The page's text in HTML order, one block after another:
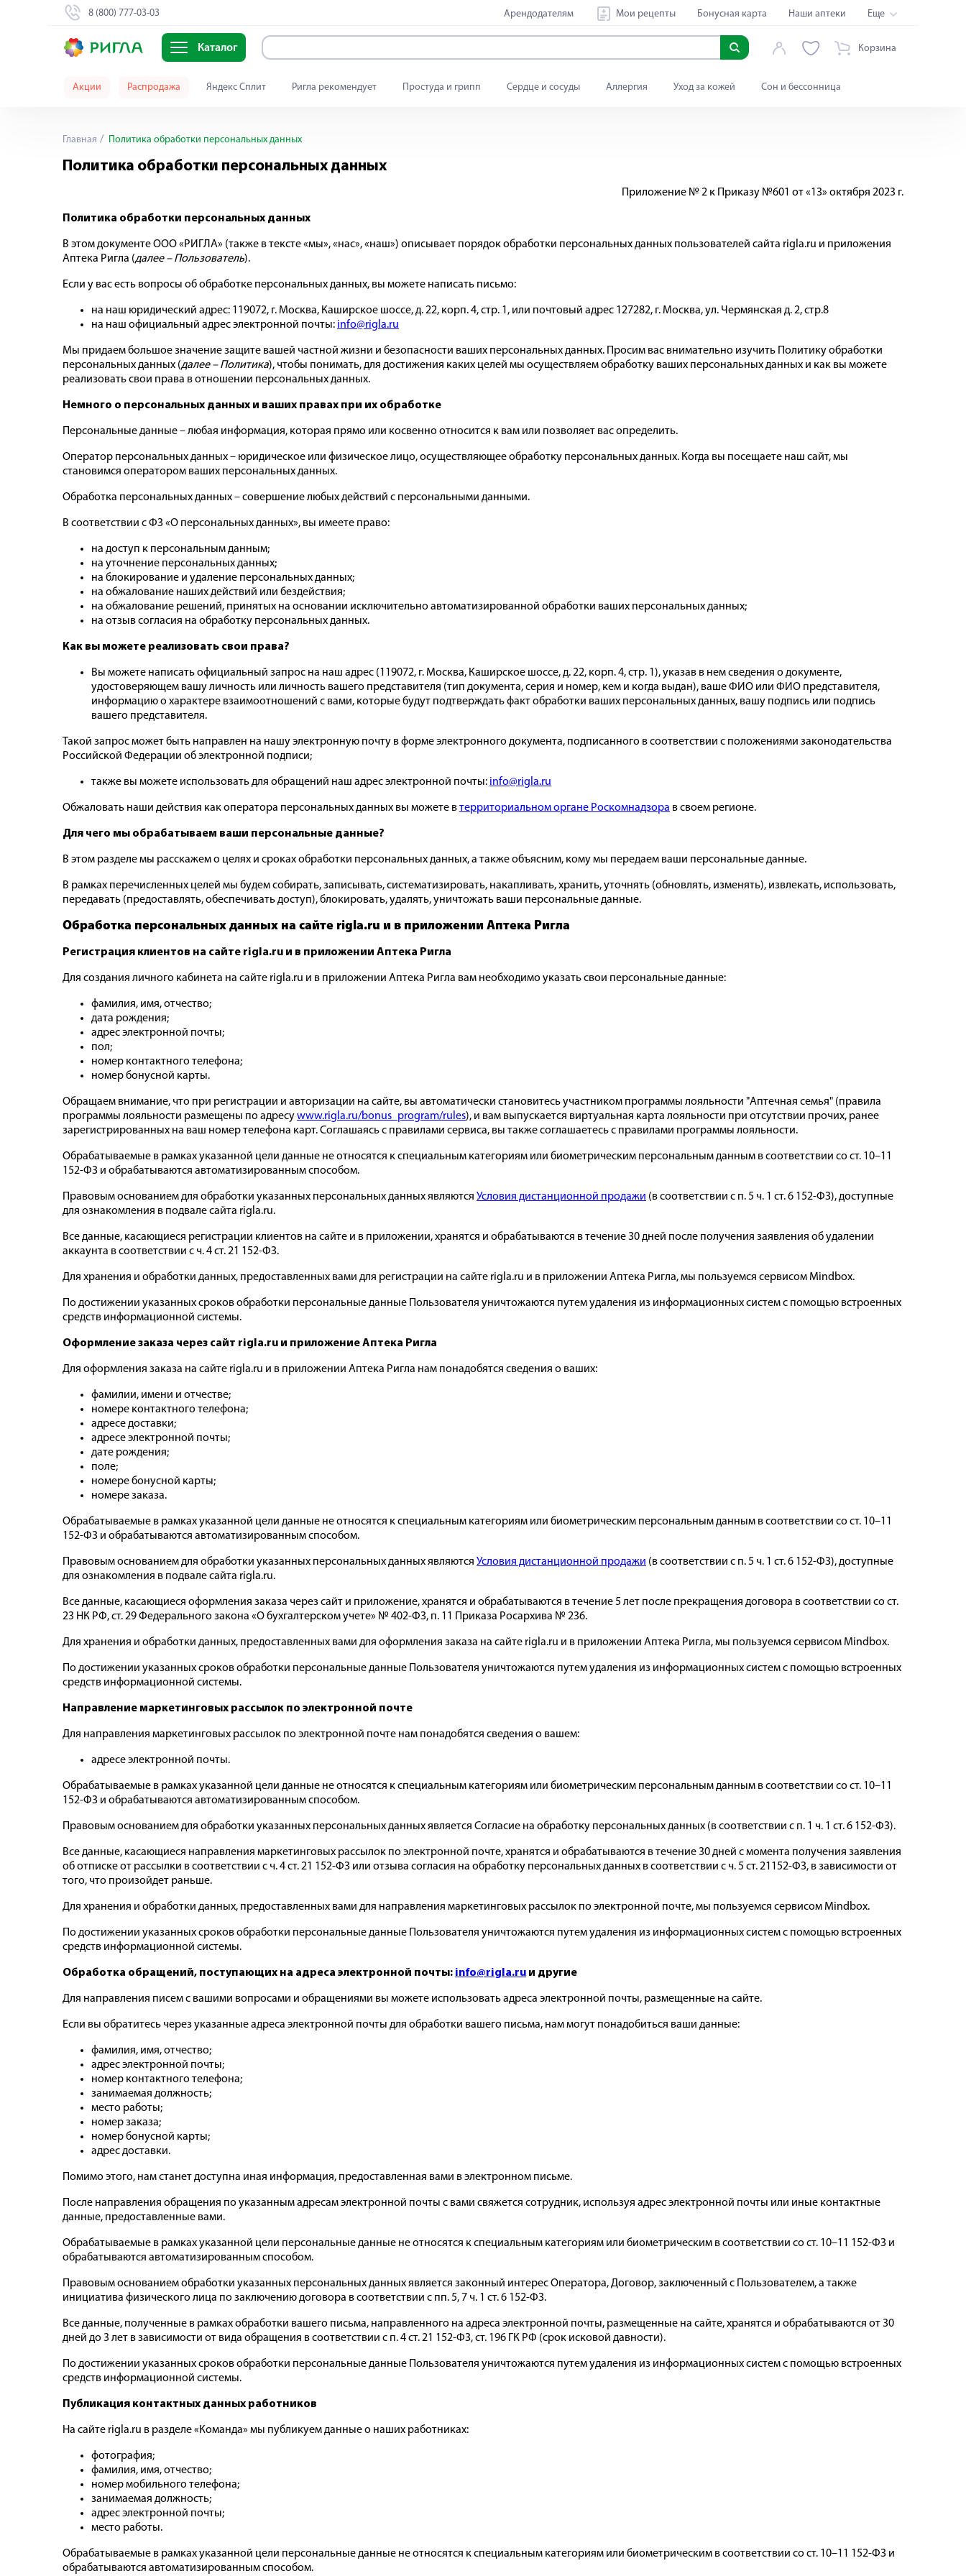
8 (800) 777-03-03 Арендодателям Мои рецепты Бонусная карта Наши аптеки Еще
Каталог Корзина
Акции Распродажа Яндекс Сплит Ригла рекомендует Простуда и грипп Сердце и сосуды Аллергия Уход за кожей Сон и бессонница
Главная Политика обработки персональных данных
Политика обработки персональных данных
Приложение № 2 к Приказу №601 от «13» октября 2023 г.
Политика обработки персональных данных
В этом документе ООО «РИГЛА» (также в тексте «мы», «нас», «наш») описывает порядок обработки персональных данных пользователей сайта rigla.ru и приложения
Аптека Ригла (далее – Пользователь).
Если у вас есть вопросы об обработке персональных данных, вы можете написать письмо:
на наш юридический адрес: 119072, г. Москва, Каширское шоссе, д. 22, корп. 4, стр. 1, или почтовый адрес 127282, г. Москва, ул. Чермянская д. 2, стр.8
на наш официальный адрес электронной почты: info@rigla.ru
Мы придаем большое значение защите вашей частной жизни и безопасности ваших персональных данных. Просим вас внимательно изучить Политику обработки
персональных данных (далее – Политика), чтобы понимать, для достижения каких целей мы осуществляем обработку ваших персональных данных и как вы можете
реализовать свои права в отношении персональных данных.
Немного о персональных данных и ваших правах при их обработке
Персональные данные – любая информация, которая прямо или косвенно относится к вам или позволяет вас определить.
Оператор персональных данных – юридическое или физическое лицо, осуществляющее обработку персональных данных. Когда вы посещаете наш сайт, мы
становимся оператором ваших персональных данных.
Обработка персональных данных – совершение любых действий с персональными данными.
В соответствии с ФЗ «О персональных данных», вы имеете право:
на доступ к персональным данным;
на уточнение персональных данных;
на блокирование и удаление персональных данных;
на обжалование наших действий или бездействия;
на обжалование решений, принятых на основании исключительно автоматизированной обработки ваших персональных данных;
на отзыв согласия на обработку персональных данных.
Как вы можете реализовать свои права?
Вы можете написать официальный запрос на наш адрес (119072, г. Москва, Каширское шоссе, д. 22, корп. 4, стр. 1), указав в нем сведения о документе,
удостоверяющем вашу личность или личность вашего представителя (тип документа, серия и номер, кем и когда выдан), ваше ФИО или ФИО представителя,
информацию о характере взаимоотношений с вами, которые будут подтверждать факт обработки ваших персональных данных, вашу подпись или подпись
вашего представителя.
Такой запрос может быть направлен на нашу электронную почту в форме электронного документа, подписанного в соответствии с положениями законодательства
Российской Федерации об электронной подписи;
также вы можете использовать для обращений наш адрес электронной почты: info@rigla.ru
Обжаловать наши действия как оператора персональных данных вы можете втерриториальном органе Роскомнадзора в своем регионе.
Для чего мы обрабатываем ваши персональные данные?
В этом разделе мы расскажем о целях и сроках обработки персональных данных, а также объясним, кому мы передаем ваши персональные данные.
В рамках перечисленных целей мы будем собирать, записывать, систематизировать, накапливать, хранить, уточнять (обновлять, изменять), извлекать, использовать,
передавать (предоставлять, обеспечивать доступ), блокировать, удалять, уничтожать ваши персональные данные.
Обработка персональных данных на сайте rigla.ru и в приложении Аптека Ригла
Регистрация клиентов на сайте rigla.ru и в приложении Аптека Ригла
Для создания личного кабинета на сайте rigla.ru и в приложении Аптека Ригла вам необходимо указать свои персональные данные:
фамилия, имя, отчество;
дата рождения;
адрес электронной почты;
пол;
номер контактного телефона;
номер бонусной карты.
Обращаем внимание, что при регистрации и авторизации на сайте, вы автоматически становитесь участником программы лояльности "Аптечная семья" (правила
программы лояльности размещены по адресуwww.rigla.ru/bonus_program/rules), и вам выпускается виртуальная карта лояльности при отсутствии прочих, ранее
зарегистрированных на ваш номер телефона карт. Соглашаясь с правилами сервиса, вы также соглашаетесь с правилами программы лояльности.
Обрабатываемые в рамках указанной цели данные не относятся к специальным категориям или биометрическим персональным данным в соответствии со ст. 10–11
152-ФЗ и обрабатываются автоматизированным способом.
Правовым основанием для обработки указанных персональных данных являются Условия дистанционной продажи (в соответствии с п. 5 ч. 1 ст. 6 152-ФЗ), доступные
для ознакомления в подвале сайта rigla.ru.
Все данные, касающиеся регистрации клиентов на сайте и в приложении, хранятся и обрабатываются в течение 30 дней после получения заявления об удалении
аккаунта в соответствии с ч. 4 ст. 21 152-ФЗ.
Для хранения и обработки данных, предоставленных вами для регистрации на сайте rigla.ru и в приложении Аптека Ригла, мы пользуемся сервисом Mindbox.
По достижении указанных сроков обработки персональные данные Пользователя уничтожаются путем удаления из информационных систем с помощью встроенных
средств информационной системы.
Оформление заказа через сайт rigla.ru и приложение Аптека Ригла
Для оформления заказа на сайте rigla.ru и в приложении Аптека Ригла нам понадобятся сведения о ваших:
фамилии, имени и отчестве;
номере контактного телефона;
адресе доставки;
адресе электронной почты;
дате рождения;
поле;
номере бонусной карты;
номере заказа.
Обрабатываемые в рамках указанной цели данные не относятся к специальным категориям или биометрическим персональным данным в соответствии со ст. 10–11
152-ФЗ и обрабатываются автоматизированным способом.
Правовым основанием для обработки указанных персональных данных являются Условия дистанционной продажи (в соответствии с п. 5 ч. 1 ст. 6 152-ФЗ), доступные
для ознакомления в подвале сайта rigla.ru.
Все данные, касающиеся оформления заказа через сайт и приложение, хранятся и обрабатываются в течение 5 лет после прекращения договора в соответствии со ст.
23 НК РФ, ст. 29 Федерального закона «О бухгалтерском учете» № 402-ФЗ, п. 11 Приказа Росархива № 236.
Для хранения и обработки данных, предоставленных вами для оформления заказа на сайте rigla.ru и в приложении Аптека Ригла, мы пользуемся сервисом Mindbox.
По достижении указанных сроков обработки персональные данные Пользователя уничтожаются путем удаления из информационных систем с помощью встроенных
средств информационной системы.
Направление маркетинговых рассылок по электронной почте
Для направления маркетинговых рассылок по электронной почте нам понадобятся сведения о вашем:
адресе электронной почты.
Обрабатываемые в рамках указанной цели данные не относятся к специальным категориям или биометрическим персональным данным в соответствии со ст. 10–11
152-ФЗ и обрабатываются автоматизированным способом.
Правовым основанием для обработки указанных персональных данных является Согласие на обработку персональных данных (в соответствии с п. 1 ч. 1 ст. 6 152-ФЗ).
Все данные, касающиеся направления маркетинговых рассылок по электронной почте, хранятся и обрабатываются в течение 30 дней с момента получения заявления
об отписке от рассылки в соответствии с ч. 4 ст. 21 152-ФЗ или отзыва согласия на обработку персональных данных в соответствии с ч. 5 ст. 21152-ФЗ, в зависимости от
того, что произойдет раньше.
Для хранения и обработки данных, предоставленных вами для направления маркетинговых рассылок по электронной почте, мы пользуемся сервисом Mindbox.
По достижении указанных сроков обработки персональные данные Пользователя уничтожаются путем удаления из информационных систем с помощью встроенных
средств информационной системы.
Обработка обращений, поступающих на адреса электронной почты: info@rigla.ru и другие
Для направления писем с вашими вопросами и обращениями вы можете использовать адреса электронной почты, размещенные на сайте.
Если вы обратитесь через указанные адреса электронной почты для обработки вашего письма, нам могут понадобиться ваши данные:
фамилия, имя, отчество;
адрес электронной почты;
номер контактного телефона;
занимаемая должность;
место работы;
номер заказа;
номер бонусной карты;
адрес доставки.
Помимо этого, нам станет доступна иная информация, предоставленная вами в электронном письме.
После направления обращения по указанным адресам электронной почты с вами свяжется сотрудник, используя адрес электронной почты или иные контактные
данные, предоставленные вами.
Обрабатываемые в рамках указанной цели персональные данные не относятся к специальным категориям или биометрическим в соответствии со ст. 10–11 152-ФЗ и
обрабатываются автоматизированным способом.
Правовым основанием обработки указанных персональных данных является законный интерес Оператора, Договор, заключенный с Пользователем, а также
инициатива физического лица по заключению договора в соответствии с пп. 5, 7 ч. 1 ст. 6 152-ФЗ.
Все данные, полученные в рамках обработки вашего письма, направленного на адреса электронной почты, размещенные на сайте, хранятся и обрабатываются от 30
дней до 3 лет в зависимости от вида обращения в соответствии с п. 4 ст. 21 152-ФЗ, ст. 196 ГК РФ (срок исковой давности).
По достижении указанных сроков обработки персональные данные Пользователя уничтожаются путем удаления из информационных систем с помощью встроенных
средств информационной системы.
Публикация контактных данных работников
На сайте rigla.ru в разделе «Команда» мы публикуем данные о наших работниках:
фотография;
фамилия, имя, отчество;
номер мобильного телефона;
занимаемая должность;
адрес электронной почты;
место работы.
Обрабатываемые в рамках указанной цели персональные данные не относятся к специальным категориям или биометрическим в соответствии со ст. 10–11 152-ФЗ и
обрабатываются автоматизированным способом.